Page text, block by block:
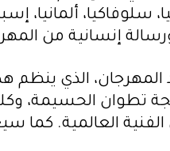
سلوفاكيا، ألمانيا،
إنسانية من
الذي ينظم
الحسيمة، وكلية
العالمية. كما